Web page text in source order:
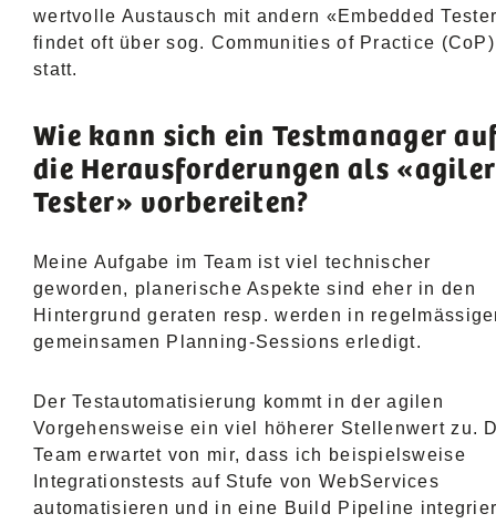
wertvolle Austausch mit andern «Embedded
findet oft über sog. Communities of Practice (CoP)
statt.
Wie kann sich ein Testmanager
die Herausforderungen als «agiler
Tester» vorbereiten?
Meine Aufgabe im Team ist viel technischer
geworden, planerische Aspekte sind eher in den
Hintergrund geraten resp. werden in
gemeinsamen Planning-Sessions erledigt.
Der Testautomatisierung kommt in der agilen
Vorgehensweise ein viel höherer Stellenwert zu.
Team erwartet von mir, dass ich beispielsweise
Integrationstests auf Stufe von WebServices
automatisieren und in eine Build Pipeline